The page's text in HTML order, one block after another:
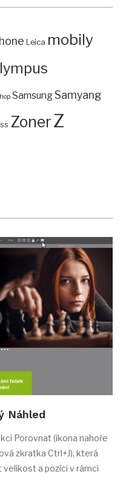
Leica mobily
SamsungSamyang
ZonerZ
Náhled
Porovnat (ikona nahoře
zkratka Ctrl+J), která
velikost a pozici v rámci